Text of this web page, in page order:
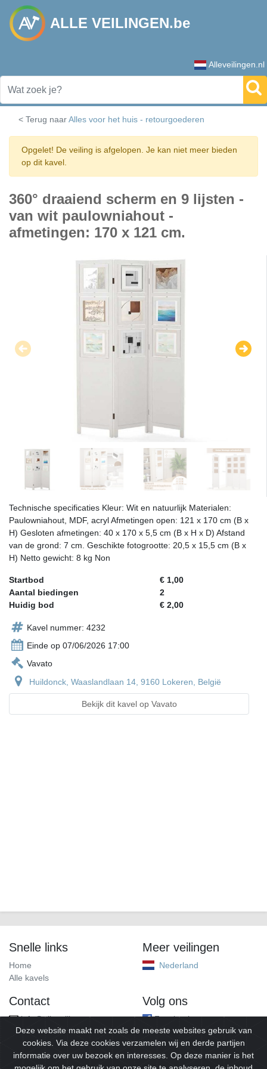
ALLE VEILINGEN.be
Alleveilingen.nl
< Terug naarAlles voor het huis - retourgoederen
Opgelet! De veiling is afgelopen. Je kan niet meer bieden
op dit kavel.
360° draaiend scherm en 9 lijsten -
van wit paulowniahout -
afmetingen: 170 x 121 cm.
Technische specificaties Kleur: Wit en natuurlijk Materialen:
Paulowniahout, MDF, acryl Afmetingen open: 121 x 170 cm (B x
H) Gesloten afmetingen: 40 x 170 x 5,5 cm (B x H x D) Afstand
van de grond: 7 cm. Geschikte fotogrootte: 20,5 x 15,5 cm (B x
H) Netto gewicht: 8 kg Non
Startbod
€ 1,00
Aantal biedingen
2
Huidig bod
€ 2,00
Kavel nummer: 4232
Einde op 07/06/2026 17:00
Vavato
Huildonck, Waaslandlaan 14, 9160 Lokeren, België
Bekijk dit kavel op Vavato
Snelle links
Home
Alle kavels
Meer veilingen
Nederland
Contact
info@alleveilingen.net
Volg ons
Facebook
Deze website maakt net zoals de meeste websites gebruik van
cookies. Via deze cookies verzamelen wij en derde partijen
informatie over uw bezoek en interesses. Op deze manier is het